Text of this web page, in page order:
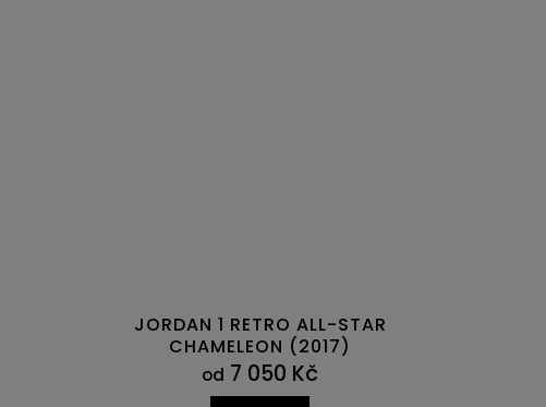
JORDAN 1 RETRO ALL-STAR
CHAMELEON (2017)
od 7 050 Kč